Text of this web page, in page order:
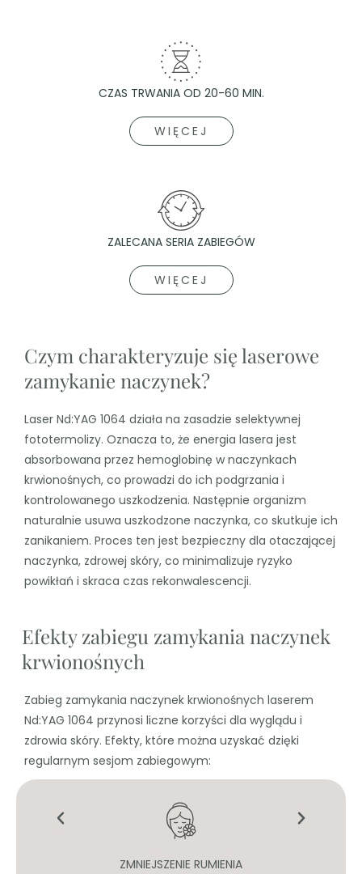
CZAS TRWANIA OD 20-60 MIN.
WIĘCEJ
ZALECANA SERIA ZABIEGÓW
WIĘCEJ
Czym charakteryzuje się laserowe
zamykanie naczynek?
Laser Nd:YAG 1064 działa na zasadzie selektywnej
fototermolizy. Oznacza to, że energia lasera jest
absorbowana przez hemoglobinę w naczynkach
krwionośnych, co prowadzi do ich podgrzania i
kontrolowanego uszkodzenia. Następnie organizm
naturalnie usuwa uszkodzone naczynka, co skutkuje ich
zanikaniem. Proces ten jest bezpieczny dla otaczającej
naczynka, zdrowej skóry, co minimalizuje ryzyko
powikłań i skraca czas rekonwalescencji.
Efekty zabiegu zamykania naczynek
krwionośnych
Zabieg zamykania naczynek krwionośnych laserem
Nd:YAG 1064 przynosi liczne korzyści dla wyglądu i
zdrowia skóry. Efekty, które można uzyskać dzięki
regularnym sesjom zabiegowym:
ZMNIEJSZENIE RUMIENIA